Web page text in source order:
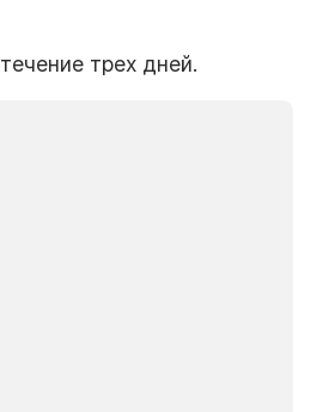
трех дней.